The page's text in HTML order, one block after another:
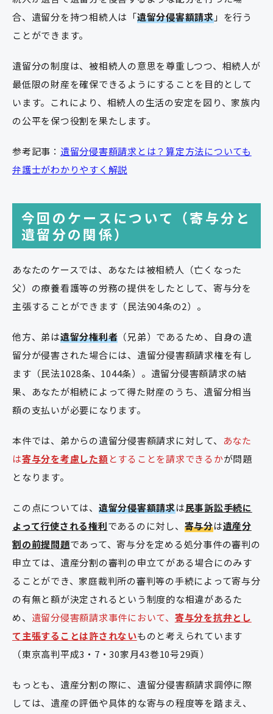
合、遺留分を持つ相続人は「遺留分侵害額請求」を行う
ことができます。
遺留分の制度は、被相続人の意思を尊重しつつ、相続人が
最低限の財産を確保できるようにすることを目的として
います。これにより、相続人の生活の安定を図り、家族内
の公平を保つ役割を果たします。
参考記事： 遺留分侵害額請求とは？算定方法についても
弁護士がわかりやすく解説
今回のケースについて（寄与分と
遺留分の関係）
あなたのケースでは、あなたは被相続人（亡くなった
父）の療養看護等の労務の提供をしたとして、寄与分を
主張することができます（民法904条の2）。
他方、弟は遺留分権利者 （兄弟）であるため、自身の遺
留分が侵害された場合には、遺留分侵害額請求権を有し
ます（民法1028条、1044条）。遺留分侵害額請求の結
果、あなたが相続によって得た財産のうち、遺留分相当
額の支払いが必要になります。
本件では、弟からの遺留分侵害額請求に対して、
あなた
は寄与分を考慮した額 とすることを請求できるかが問題
となります。
この点については、 遺留分侵害額請求は民事訴訟手続に
よって行使される権利であるのに対し、 寄与分は遺産分
割の前提問題であって、寄与分を定める処分事件の審判の
申立ては、遺産分割の審判の申立てがある場合にのみす
ることができ、家庭裁判所の審判等の手続によって寄与分
の有無と額が決定されるという制度的な相違があるた
め、 遺留分侵害額請求事件において、 寄与分を抗弁とし
て主張することは許されないものと考えられています
（東京高判平成3・7・30家月43巻10号29頁）
もっとも、遺産分割の際に、遺留分侵害額請求調停に際
しては、遺産の評価や具体的な寄与の程度等を踏まえ、